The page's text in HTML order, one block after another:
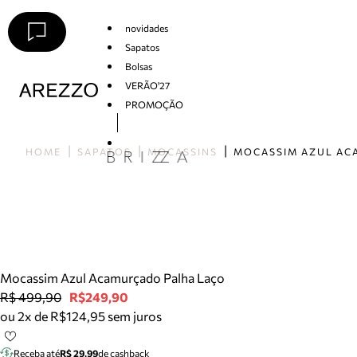
novidades
Sapatos
Bolsas
VERÃO'27
PROMOÇÃO
HOME SAPATOS MOCASSINS
Mocassim Azul Acamurçado Palha Laço
R$ 499,90 R$249,90
ou 2x de R$124,95 sem juros
Receba atéR$ 29,99de cashback